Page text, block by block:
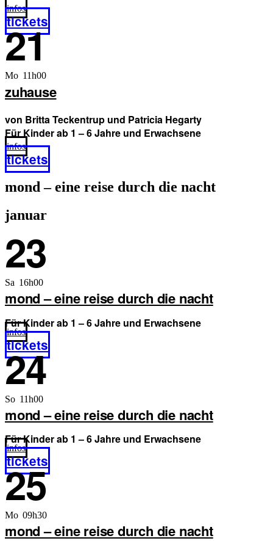
infos
tickets
21
Mo 11h00
zuhause
von Britta Teckentrup und Patricia Hegarty
Für Kinder ab 1 – 6 Jahre und Erwachsene
infos
tickets
mond – eine reise durch die nacht
januar
23
Sa 16h00
mond – eine reise durch die nacht
Für Kinder ab 1 – 6 Jahre und Erwachsene
infos
tickets
24
So 11h00
mond – eine reise durch die nacht
Für Kinder ab 1 – 6 Jahre und Erwachsene
infos
tickets
25
Mo 09h30
mond – eine reise durch die nacht